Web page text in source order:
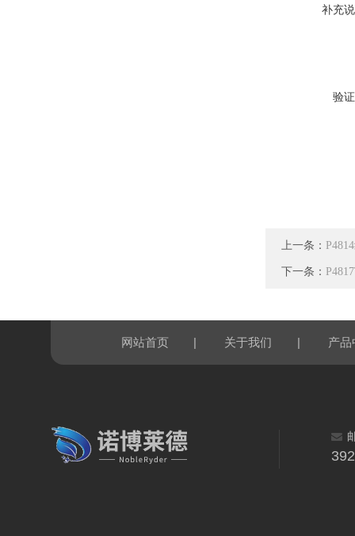
补充
验
上一条：
下一条：
网站首页 | 关于我们 | 产品